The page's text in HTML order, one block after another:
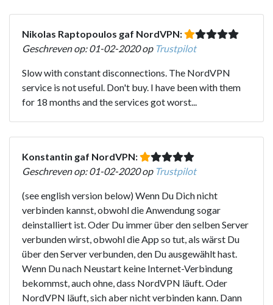
Nikolas Raptopoulos gaf NordVPN:
Geschreven op: 01-02-2020 op Trustpilot
Slow with constant disconnections. The NordVPN
service is not useful. Don't buy. I have been with them
for 18 months and the services got worst...
Konstantin gaf NordVPN:
Geschreven op: 01-02-2020 op Trustpilot
(see english version below) Wenn Du Dich nicht
verbinden kannst, obwohl die Anwendung sogar
deinstalliert ist. Oder Du immer über den selben Server
verbunden wirst, obwohl die App so tut, als wärst Du
über den Server verbunden, den Du ausgewählt hast.
Wenn Du nach Neustart keine Internet-Verbindung
bekommst, auch ohne, dass NordVPN läuft. Oder
NordVPN läuft, sich aber nicht verbinden kann. Dann